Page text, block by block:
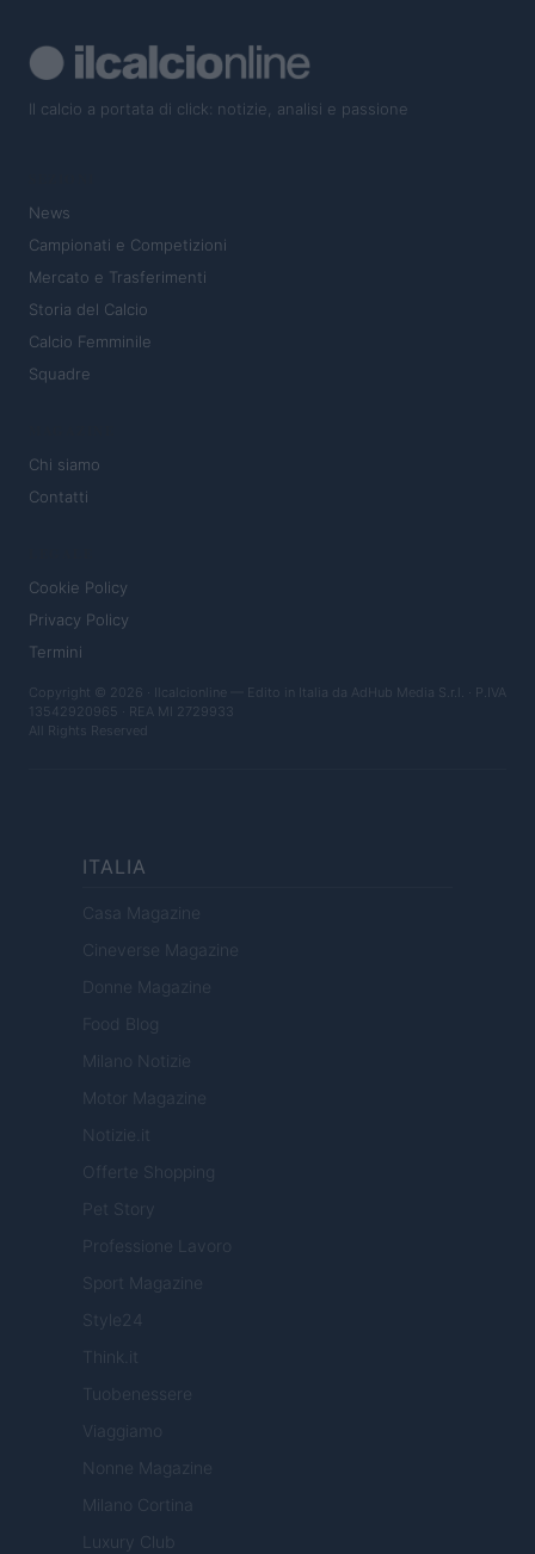
Il calcio a portata di click: notizie, analisi e passione
News
Campionati e Competizioni
Mercato e Trasferimenti
Storia del Calcio
Calcio Femminile
Squadre
Chi siamo
Contatti
Cookie Policy
Privacy Policy
Termini
Copyright © 2026 · Ilcalcionline — Edito in Italia da AdHub Media S.r.l. · P.IVA
13542920965 · REA MI 2729933
All Rights Reserved
ITALIA
Casa Magazine
Cineverse Magazine
Donne Magazine
Food Blog
Milano Notizie
Motor Magazine
Notizie.it
Offerte Shopping
Pet Story
Professione Lavoro
Sport Magazine
Style24
Think.it
Tuobenessere
Viaggiamo
Nonne Magazine
Milano Cortina
Luxury Club